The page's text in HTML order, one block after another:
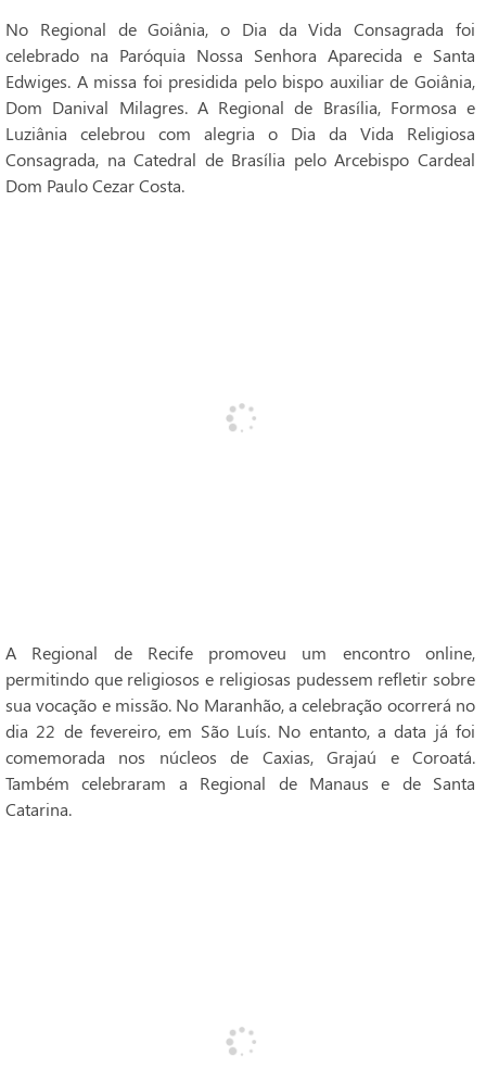
No Regional de Goiânia, o Dia da Vida Consagrada foi
celebrado na Paróquia Nossa Senhora Aparecida e Santa
Edwiges. A missa foi presidida pelo bispo auxiliar de Goiânia,
Dom Danival Milagres. A Regional de Brasília, Formosa e
Luziânia celebrou com alegria o Dia da Vida Religiosa
Consagrada, na Catedral de Brasília pelo Arcebispo Cardeal
Dom Paulo Cezar Costa.
A Regional de Recife promoveu um encontro online,
permitindo que religiosos e religiosas pudessem refletir sobre
sua vocação e missão. No Maranhão, a celebração ocorrerá no
dia 22 de fevereiro, em São Luís. No entanto, a data já foi
comemorada nos núcleos de Caxias, Grajaú e Coroatá.
Também celebraram a Regional de Manaus e de Santa
Catarina.